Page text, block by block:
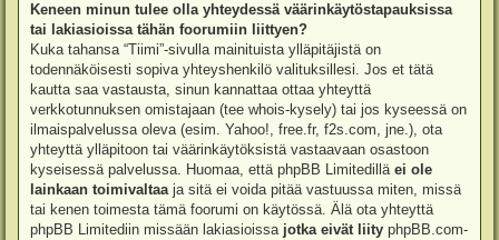
Keneen minun tulee olla yhteydessä väärinkäytöstapauksissa
tai lakiasioissa tähän foorumiin liittyen?
Kuka tahansa “Tiimi”-sivulla mainituista ylläpitäjistä on
todennäköisesti sopiva yhteyshenkilö valituksillesi. Jos et tätä
kautta saa vastausta, sinun kannattaa ottaa yhteyttä
verkkotunnuksen omistajaan (tee whois-kysely) tai jos kyseessä on
ilmaispalvelussa oleva (esim. Yahoo!, free.fr, f2s.com, jne.), ota
yhteyttä ylläpitoon tai väärinkäytöksistä vastaavaan osastoon
kyseisessä palvelussa. Huomaa, että phpBB Limitedillä ei ole
lainkaan toimivaltaaja sitä ei voida pitää vastuussa miten, missä
tai kenen toimesta tämä foorumi on käytössä. Älä ota yhteyttä
phpBB Limitediin missään lakiasioissa jotka eivät liity phpBB.com-